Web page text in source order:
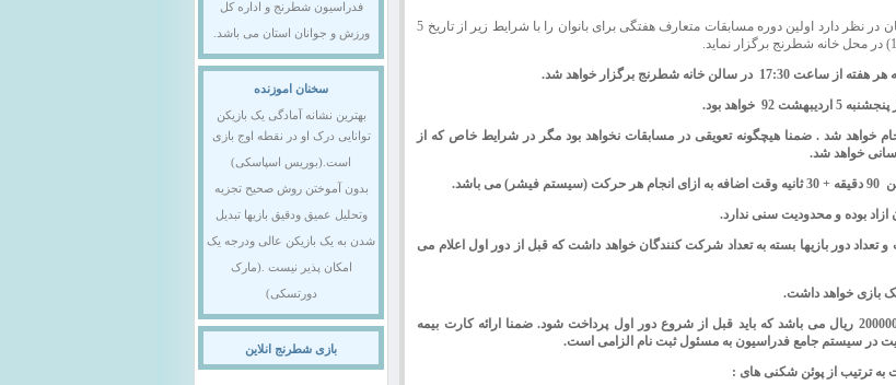
هیات شطرنج استان اصفهان در نظر دارد اولین دوره مسابقات متعارف هفتگی برای بانوان را با شرایط زیر از تاریخ 5
سالن خانه شطرنج برگزار خواهد شد.
خواهد شد . ضمنا هیچگونه تعویقی در مسابقات نخواهد بود مگر در شرایط خاص که از
خواهد شد.
تعداد دور بازیها بسته به تعداد شرکت کنندگان خواهد داشت که قبل از دور اول اعلام می
8- ورودیه مسابقات مبلغ 200000 ریال می باشد که باید قبل از شروع دور اول پرداخت شود. ضمنا ارائه کارت بیمه
به ترتیب از پوئن شکنی های :
فدراسیون شطرنج و اداره کل
ورزش و جوانان استان می باشد.
سخنان اموزنده
بهترین نشانه آمادگی یک بازیکن
توانایی درک او در نقطه اوج بازی
است.(بوریس اسپاسکی)
بدون آموختن روش صحیح تجزیه
وتحلیل عمیق ودقیق بازیها تبدیل
شدن به یک بازیکن عالی ودرجه یک
امکان پذیر نیست .(مارک
دورتسکی)
بازی شطرنج انلاین